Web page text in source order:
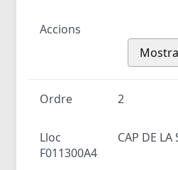
Accions
Mostra
Ordre 2
Lloc
CAP DE LA
F011300A4